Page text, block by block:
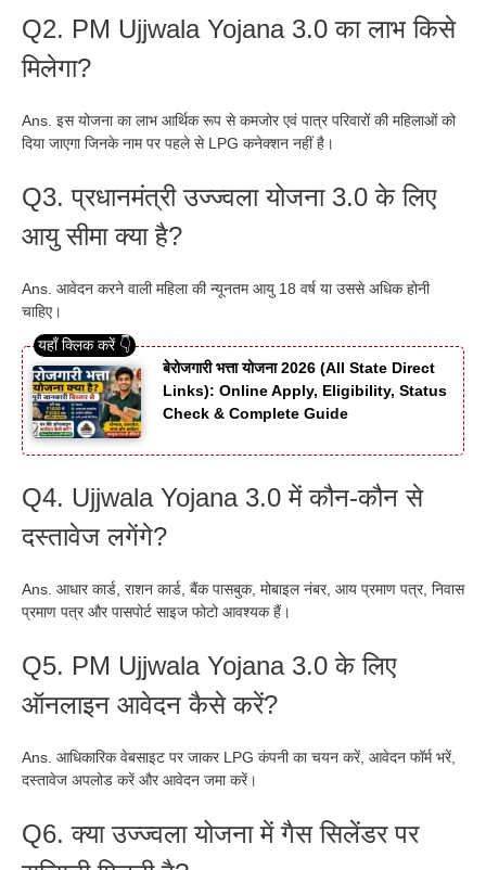
Q2. PM Ujjwala Yojana 3.0 का लाभ किसे
मिलेगा?
Ans. इस योजना का लाभ आर्थिक रूप से कमजोर एवं पात्र परिवारों की महिलाओं को
दिया जाएगा जिनके नाम पर पहले से LPG कनेक्शन नहीं है।
Q3. प्रधानमंत्री उज्ज्वला योजना 3.0 के लिए
आयु सीमा क्या है?
Ans. आवेदन करने वाली महिला की न्यूनतम आयु 18 वर्ष या उससे अधिक होनी
चाहिए।
बेरोजगारी भत्ता योजना 2026 (All State Direct
Links): Online Apply, Eligibility, Status
Check & Complete Guide
Q4. Ujjwala Yojana 3.0 में कौन-कौन से
दस्तावेज लगेंगे?
Ans. आधार कार्ड, राशन कार्ड, बैंक पासबुक, मोबाइल नंबर, आय प्रमाण पत्र, निवास
प्रमाण पत्र और पासपोर्ट साइज फोटो आवश्यक हैं।
Q5. PM Ujjwala Yojana 3.0 के लिए
ऑनलाइन आवेदन कैसे करें?
Ans. आधिकारिक वेबसाइट पर जाकर LPG कंपनी का चयन करें, आवेदन फॉर्म भरें,
दस्तावेज अपलोड करें और आवेदन जमा करें।
Q6. क्या उज्ज्वला योजना में गैस सिलेंडर पर